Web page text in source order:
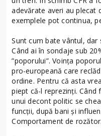
adevărate averi au plecat
exemplele pot continua,
Sunt cum bate vântul,
Când ai în sondaje sub
”poporului”. Voința
pro-europeană care
ordine. Pentru că asta
piept că-l reprezinți. Când
unui decont politic se
funcții, după bani și
Comportament de rozător.